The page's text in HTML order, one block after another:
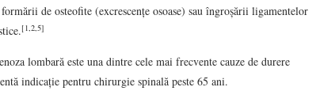
de osteofite (excrescențe osoase) sau îngroșării ligamentelor
[1,2,5]
lombară este una dintre cele mai frecvente cauze de durere
indicație pentru chirurgie spinală peste 65 ani.